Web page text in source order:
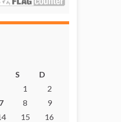
S
D
1
2
7 8
9
15
16